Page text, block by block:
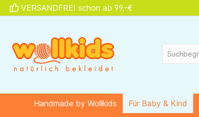
Zur Hauptnavigation springen
VERSANDFREI schon ab 99,-€
Handmade by Wollkids Für Baby & Kind